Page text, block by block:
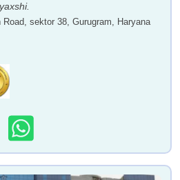
sektor 38, Gurugram, Haryana